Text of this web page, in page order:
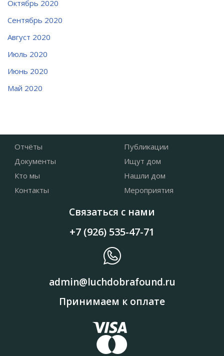
Октябрь 2020
Сентябрь 2020
Август 2020
Июль 2020
Июнь 2020
Май 2020
Отчёты
Документы
Кто мы
Контакты
Публикации
Ищут дом
Нашли дом
Мероприятия
Связаться с нами
+7 (926) 535-47-71
admin@luchdobrafound.ru
Принимаем к оплате